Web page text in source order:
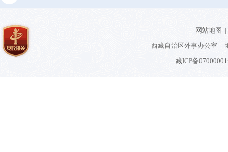
网站地图 |
西藏自治区外事办公室
藏ICP备